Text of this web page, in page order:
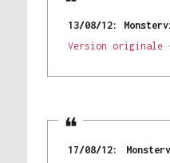
13/08/12:
Version originale
17/08/12: